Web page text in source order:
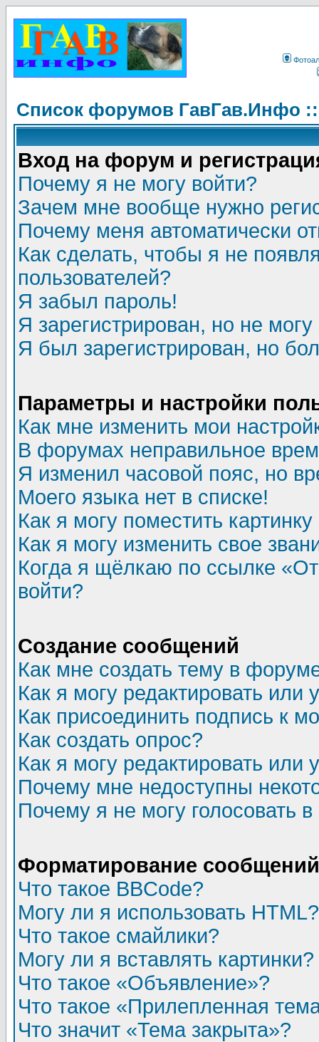
Список форумов ГавГав.Инфо
Вход на форум и
Почему я не могу войти?
Зачем мне вообще нужно
Почему меня автоматически
Как сделать, чтобы я не
пользователей?
Я забыл пароль!
Я зарегистрирован, но не могу
Я был зарегистрирован, но
Параметры и настройки
Как мне изменить мои
В форумах неправильное
Я изменил часовой пояс, но
Моего языка нет в списке!
Как я могу поместить
Как я могу изменить свое
Когда я щёлкаю по ссылке
войти?
Создание сообщений
Как мне создать тему в
Как я могу редактировать или
Как присоединить подпись к
Как создать опрос?
Как я могу редактировать или
Почему мне недоступны
Почему я не могу голосовать
Форматирование
Что такое BBCode?
Могу ли я использовать HTML?
Что такое смайлики?
Могу ли я вставлять картинки?
Что такое «Объявление»?
Что такое «Прилепленная
Что значит «Тема закрыта»?